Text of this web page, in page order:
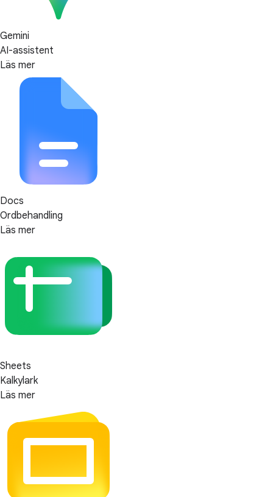
Gemini
AI-assistent
Läs mer
Docs
Ordbehandling
Läs mer
Sheets
Kalkylark
Läs mer